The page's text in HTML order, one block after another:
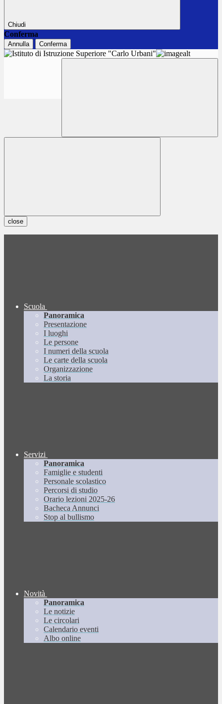
Chiudi
Conferma
Annulla Conferma
close
Scuola
Panoramica
Presentazione
I luoghi
Le persone
I numeri della scuola
Le carte della scuola
Organizzazione
La storia
Servizi
Panoramica
Famiglie e studenti
Personale scolastico
Percorsi di studio
Orario lezioni 2025-26
Bacheca Annunci
Stop al bullismo
Novità
Panoramica
Le notizie
Le circolari
Calendario eventi
Albo online